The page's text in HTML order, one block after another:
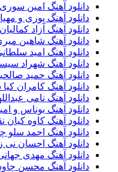
دانلود آهنگ امین
دانلود آهنگ پوری و
دانلود آهنگ آزاد
دانلود آهنگ شاهین
دانلود آهنگ امید
دانلود آهنگ شهراد
دانلود آهنگ حمید
دانلود آهنگ کامران کیا
دانلود آهنگ نامی
دانلود آهنگ یوناس و
دانلود آهنگ کاوه
دانلود آهنگ احمد
دانلود آهنگ احسان نی
دانلود آهنگ مهدی
دانلود آهنگ محسن